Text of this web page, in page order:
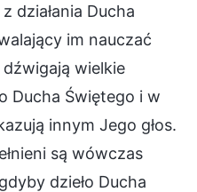
działania Ducha
im nauczać
dźwigają wielkie
Ducha Świętego i w
innym Jego głos.
są wówczas
dzieło Ducha